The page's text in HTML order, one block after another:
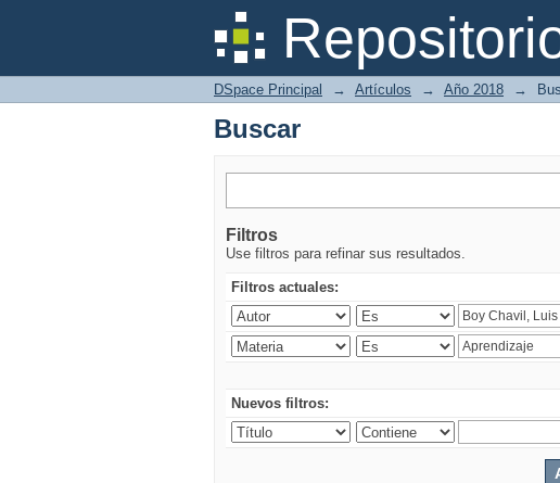
Buscar
DSpace Principal → Artículos → Año 2018 →
Buscar
Filtros
Use filtros para refinar sus resultados.
Filtros actuales:
Nuevos filtros: